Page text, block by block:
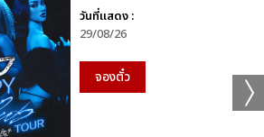
วันที่แสดง :
29/08/26
จองตั๋ว